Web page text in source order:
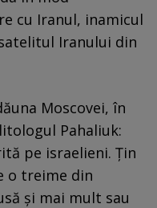
cu Iranul, inamicul
Iranului din
Moscovei, în
Pahaliuk:
pe israelieni. Țin
o treime din
și mai mult sau